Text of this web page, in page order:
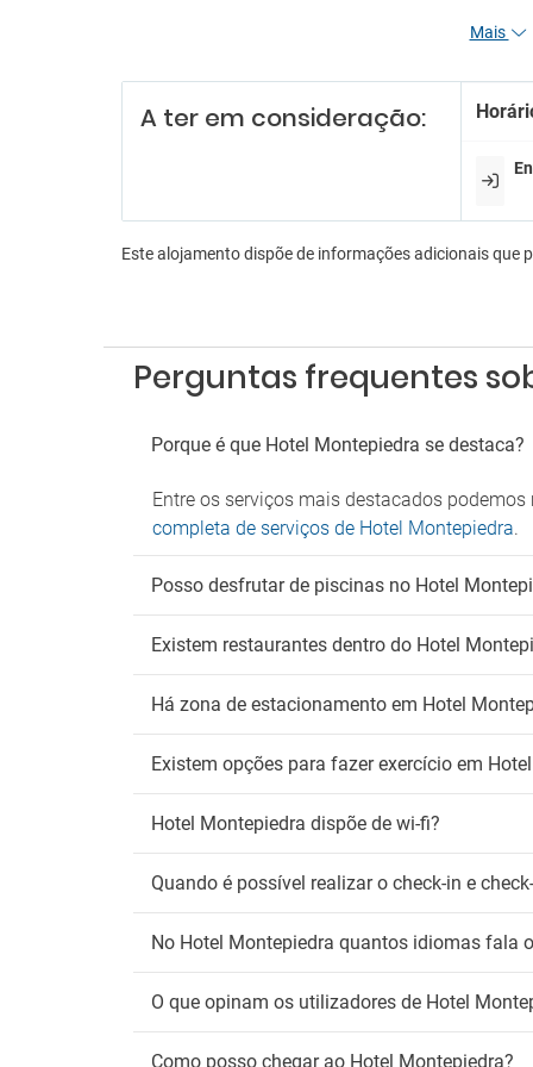
Bilhar
Sala
Wifi
Mais
A ter em consideração:
Este alojamento dispõe de informações adicionais que
Perguntas frequentes
Porque é que Hotel Montepiedra se destaca?
Entre os serviços mais destacados
completa de serviços de Hotel Montepiedra.
Posso desfrutar de piscinas no Hotel
Existem restaurantes dentro do Hotel
Há zona de estacionamento em Hotel
Existem opções para fazer exercício em
Hotel Montepiedra dispõe de wi-fi?
Quando é possível realizar o check-in e
No Hotel Montepiedra quantos idiomas fala
O que opinam os utilizadores de Hotel
Como posso chegar ao Hotel Montepiedra?